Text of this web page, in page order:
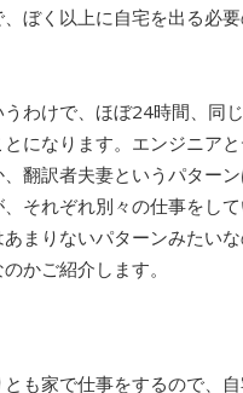
、ぼく以上に自宅を出る必
うわけで、ほぼ24時間、同
とになります。エンジニア
翻訳者夫妻というパター
、それぞれ別々の仕事をし
あまりないパターンみたい
かご紹介します。
とも家で仕事をするので、